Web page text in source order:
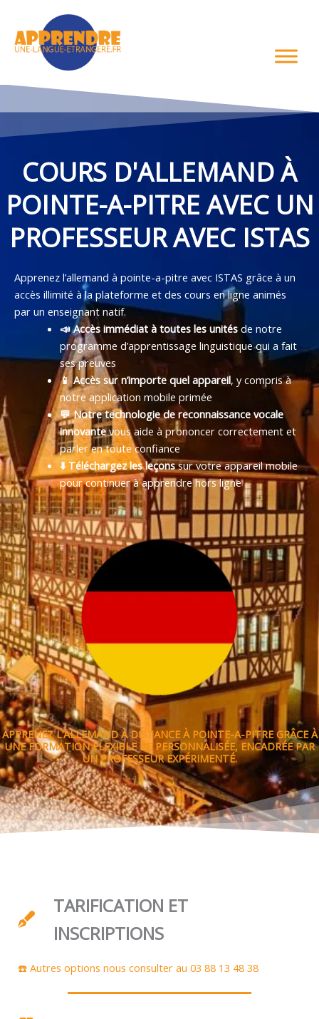
contenu
COURS D'ALLEMAND À
POINTE-A-PITRE AVEC UN
PROFESSEUR AVEC ISTAS
Apprenez l’allemand à pointe-a-pitre avec ISTAS grâce à un
accès illimité à la plateforme et des cours en ligne animés
par un enseignant natif.
📣 Accès immédiat à toutes les unitésde notre
programme d’apprentissage linguistique qui a fait
ses preuves
📱 Accès sur n’importe quel appareil, y compris à
notre application mobile primée
💬 Notre technologie de reconnaissance vocale
innovantevous aide à prononcer correctement et
parler en toute confiance
⬇️ Téléchargez les leçonssur votre appareil mobile
pour continuer à apprendre hors ligne
APPRENEZ L’ALLEMAND À DISTANCE À POINTE-A-PITRE GRÂCE À
UNE FORMATION FLEXIBLE ET PERSONNALISÉE, ENCADRÉE PAR
UN PROFESSEUR EXPÉRIMENTÉ.
TARIFICATION ET
INSCRIPTIONS
☎️ Autres options nous consulter au 03 88 13 48 38